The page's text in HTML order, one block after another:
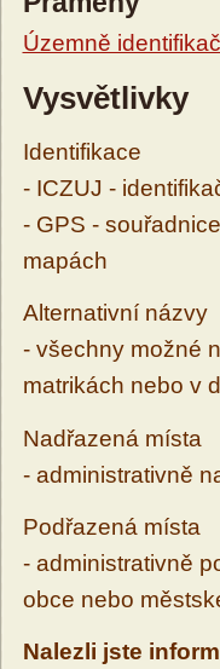
Územně
Vysvětlivky
Identifikace
- ICZUJ -
- GPS -
mapách
Alternativní názvy
- všechny možné
matrikách nebo v
Nadřazená místa
- administrativně
Podřazená místa
- administrativně
obce nebo
Nalezli jste